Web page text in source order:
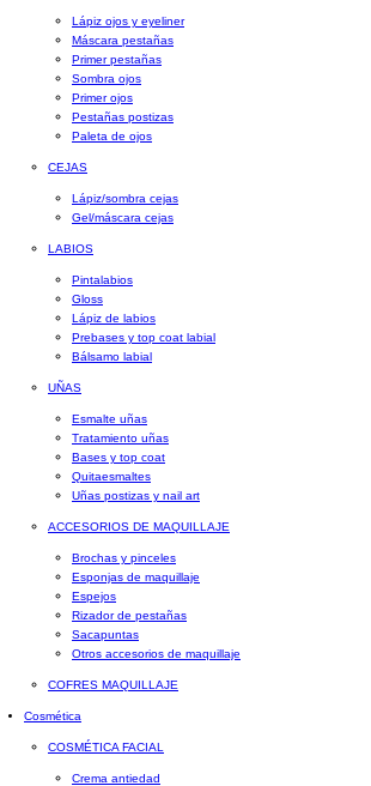
Lápiz ojos y eyeliner
Máscara pestañas
Primer pestañas
Sombra ojos
Primer ojos
Pestañas postizas
Paleta de ojos
CEJAS
Lápiz/sombra cejas
Gel/máscara cejas
LABIOS
Pintalabios
Gloss
Lápiz de labios
Prebases y top coat labial
Bálsamo labial
UÑAS
Esmalte uñas
Tratamiento uñas
Bases y top coat
Quitaesmaltes
Uñas postizas y nail art
ACCESORIOS DE MAQUILLAJE
Brochas y pinceles
Esponjas de maquillaje
Espejos
Rizador de pestañas
Sacapuntas
Otros accesorios de maquillaje
COFRES MAQUILLAJE
Cosmética
COSMÉTICA FACIAL
Crema antiedad